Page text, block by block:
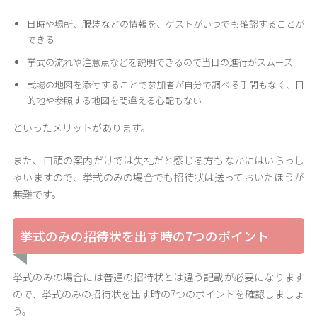
日時や場所、服装などの情報を、ゲストがいつでも確認することが
できる
挙式の流れや注意点などを説明できるので当日の進行がスムーズ
式場の地図を添付することで参加者が自分で調べる手間もなく、目
的地や参照する地図を間違える心配もない
といったメリットがあります。
また、口頭の案内だけでは失礼だと感じる方もなかにはいらっし
ゃいますので、挙式のみの場合でも招待状は送っておいたほうが
無難です。
挙式のみの招待状を出す時の7つのポイント
挙式のみの場合には普通の招待状とは違う記載が必要になります
ので、挙式のみの招待状を出す時の7つのポイントを確認しましょ
う。